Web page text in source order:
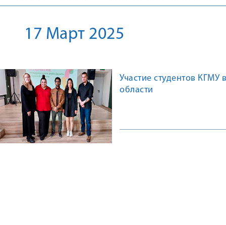
17 Март 2025
Участие студентов
области